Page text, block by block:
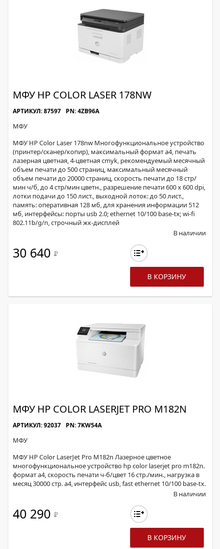
МФУ HP COLOR LASER 178NW
АРТИКУЛ: 87597 PN: 4ZB96A
МФУ
МФУ HP Color Laser 178nw Многофункциональное устройство
(принтер/сканер/копир), максимальный формат a4, печать
лазерная цветная, 4-цветная cmyk, рекомендуемый месячный
объем печати до 500 страниц, максимальный месячный
объем печати до 20000 страниц, скорость печати до 18 стр/
мин ч/б, до 4 стр/мин цветн., разрешение печати 600 x 600 dpi,
лотки подачи до 150 лист., выходной лоток: до 50 лист.,
память: оперативная 128 мб, для хранения информации 512
мб, интерфейсы: порты usb 2.0; ethernet 10/100 base-tx; wi-fi
802.11b/g/n, строчный жк-дисплей
В наличии
30 640 Р
В КОРЗИНУ
МФУ HP COLOR LASERJET PRO M182N
АРТИКУЛ: 92037 PN: 7KW54A
МФУ
МФУ HP Color LaserJet Pro M182n Лазерное цветное
многофункциональное устройство hp color laserjet pro m182n.
формат a4, скорость печати ч-б/цвет 16 стр./мин., нагрузка в
месяц 30000 стр. a4, интерфейс usb, fast ethernet 10/100 base-tx.
В наличии
40 290 Р
В КОРЗИНУ